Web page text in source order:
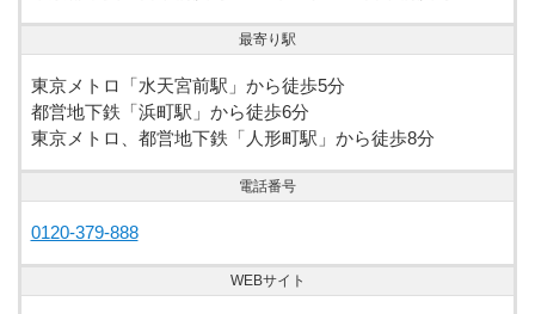
最寄り駅
東京メトロ「水天宮前駅」から徒歩5分
都営地下鉄「浜町駅」から徒歩6分
東京メトロ、都営地下鉄「人形町駅」から徒歩8分
電話番号
0120-379-888
WEBサイト